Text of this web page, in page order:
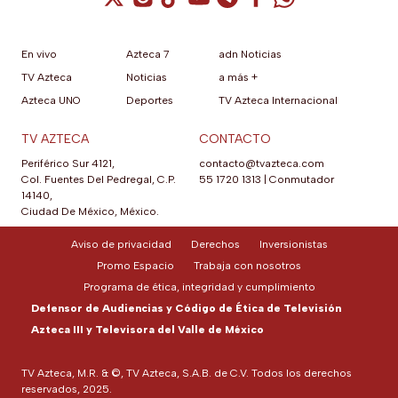
En vivo
TV Azteca
Azteca UNO
Azteca 7
Noticias
Deportes
adn Noticias
a más +
TV Azteca Internacional
TV AZTECA
Periférico Sur 4121,
Col. Fuentes Del Pedregal, C.P.
14140,
Ciudad De México, México.
CONTACTO
contacto@tvazteca.com
55 1720 1313
Conmutador
TV Azteca, M.R. & ©, TV Azteca, S.A.B. de C.V. Todos los derechos
reservados, 2025.
Aviso de privacidad Derechos
Inversionistas
Promo Espacio
Trabaja con nosotros
Programa de ética, integridad y cumplimiento
Defensor de Audiencias y Código de Ética de Televisión
Azteca III y Televisora del Valle de México